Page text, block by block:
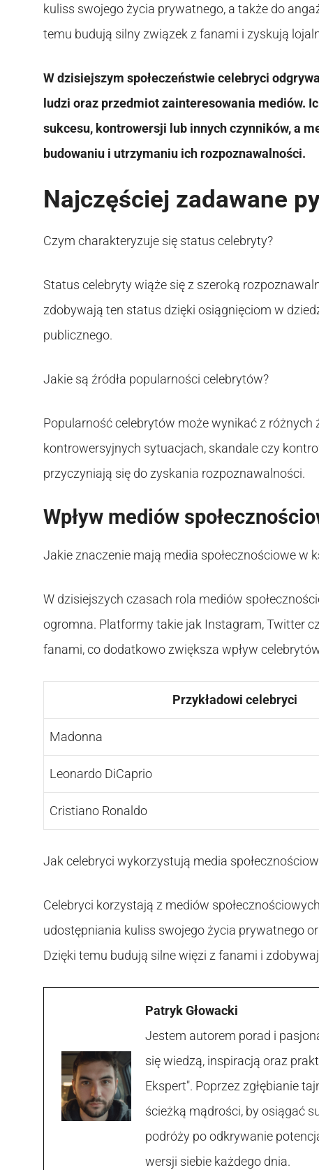
kuliss swojego życia prywatnego, a także do
temu budują silny związek z fanami i zyskują
W dzisiejszym społeczeństwie celebryci
ludzi oraz przedmiot zainteresowania mediów.
sukcesu, kontrowersji lub innych czynników, a
budowaniu i utrzymaniu ich rozpoznawalności.
Najczęściej zadawane
Czym charakteryzuje się status celebryty?
Status celebryty wiąże się z szeroką
zdobywają ten status dzięki osiągnięciom w
publicznego.
Jakie są źródła popularności celebrytów?
Popularność celebrytów może wynikać z różnych
kontrowersyjnych sytuacjach, skandale czy
przyczyniają się do zyskania rozpoznawalności.
Wpływ mediów
Jakie znaczenie mają media społecznościowe w
W dzisiejszych czasach rola mediów
ogromna. Platformy takie jak Instagram, Twitter
fanami, co dodatkowo zwiększa wpływ
Przykładowi celebryci
Madonna
Leonardo DiCaprio
Cristiano Ronaldo
Jak celebryci wykorzystują media
Celebryci korzystają z mediów
udostępniania kuliss swojego życia prywatnego
Dzięki temu budują silne więzi z fanami i
Patryk Głowacki
Jestem autorem porad i
się wiedzą, inspiracją oraz
Ekspert". Poprzez zgłębianie
ścieżką mądrości, by osiągać
podróży po odkrywanie
wersji siebie każdego dnia.